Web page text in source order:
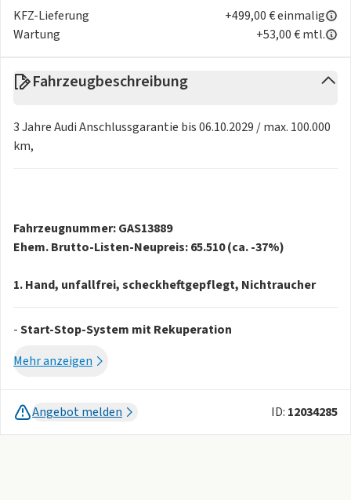
KFZ-Lieferung
+499,00 € einmalig
Wartung
+53,00 € mtl.
Fahrzeugbeschreibung
3 Jahre Audi Anschlussgarantie bis 06.10.2029 / max. 100.000
km,
Fahrzeugnummer: GAS13889
Ehem. Brutto-Listen-Neupreis: 65.510 (ca. -37%)
1. Hand, unfallfrei, scheckheftgepflegt, Nichtraucher
-Start-Stop-System mit Rekuperation
-Audi Smartphone Interface
-Gepäckraumklappe elektrisch öffnend und schließend
-Komfortschlüssel mit Safelock
Mehr anzeigen
Angebot melden ID: 12034285